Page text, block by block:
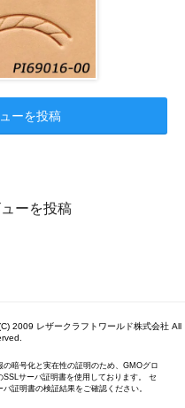
ーを投稿
ーを投稿
2009 レザークラフトワールド株式会社 All
の暗号化と実在性の証明のため、GMOグロ
SSLサーバ証明書を使用しております。 セ
証明書の検証結果をご確認ください。